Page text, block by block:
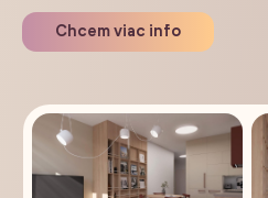
Chcem viac info